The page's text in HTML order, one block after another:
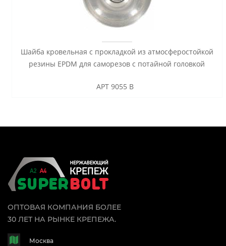
Шайба кровельная с прокладкой из атмосферостойкой
резины EPDM для саморезов с потайной головкой
АРТ 9055 B
ОПТОВАЯ КОМПАНИЯ БОЛЕЕ
30 ЛЕТ НА РЫНКЕ КРЕПЕЖА.
Москва